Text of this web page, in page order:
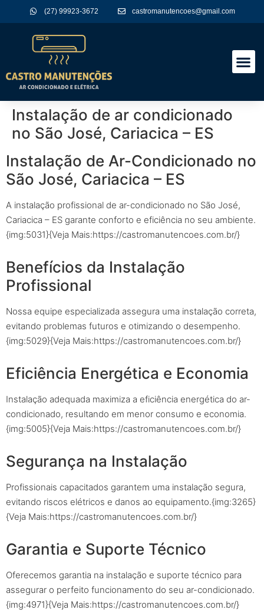
(27) 99923-3672 castromanutencoes@gmail.com
Instalação de ar condicionado
no São José, Cariacica – ES
Instalação de Ar-Condicionado no
São José, Cariacica – ES
A instalação profissional de ar-condicionado no São José,
Cariacica – ES garante conforto e eficiência no seu ambiente.
{img:5031}{Veja Mais:https://castromanutencoes.com.br/}
Benefícios da Instalação
Profissional
Nossa equipe especializada assegura uma instalação correta,
evitando problemas futuros e otimizando o desempenho.
{img:5029}{Veja Mais:https://castromanutencoes.com.br/}
Eficiência Energética e Economia
Instalação adequada maximiza a eficiência energética do ar-
condicionado, resultando em menor consumo e economia.
{img:5005}{Veja Mais:https://castromanutencoes.com.br/}
Segurança na Instalação
Profissionais capacitados garantem uma instalação segura,
evitando riscos elétricos e danos ao equipamento.{img:3265}
{Veja Mais:https://castromanutencoes.com.br/}
Garantia e Suporte Técnico
Oferecemos garantia na instalação e suporte técnico para
assegurar o perfeito funcionamento do seu ar-condicionado.
{img:4971}{Veja Mais:https://castromanutencoes.com.br/}